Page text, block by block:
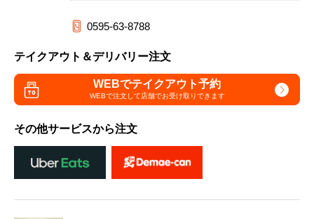
0595-63-8788
テイクアウト＆デリバリー注文
WEBでテイクアウト予約
WEBで注文して店舗でお受け取りできます
その他サービスから注文